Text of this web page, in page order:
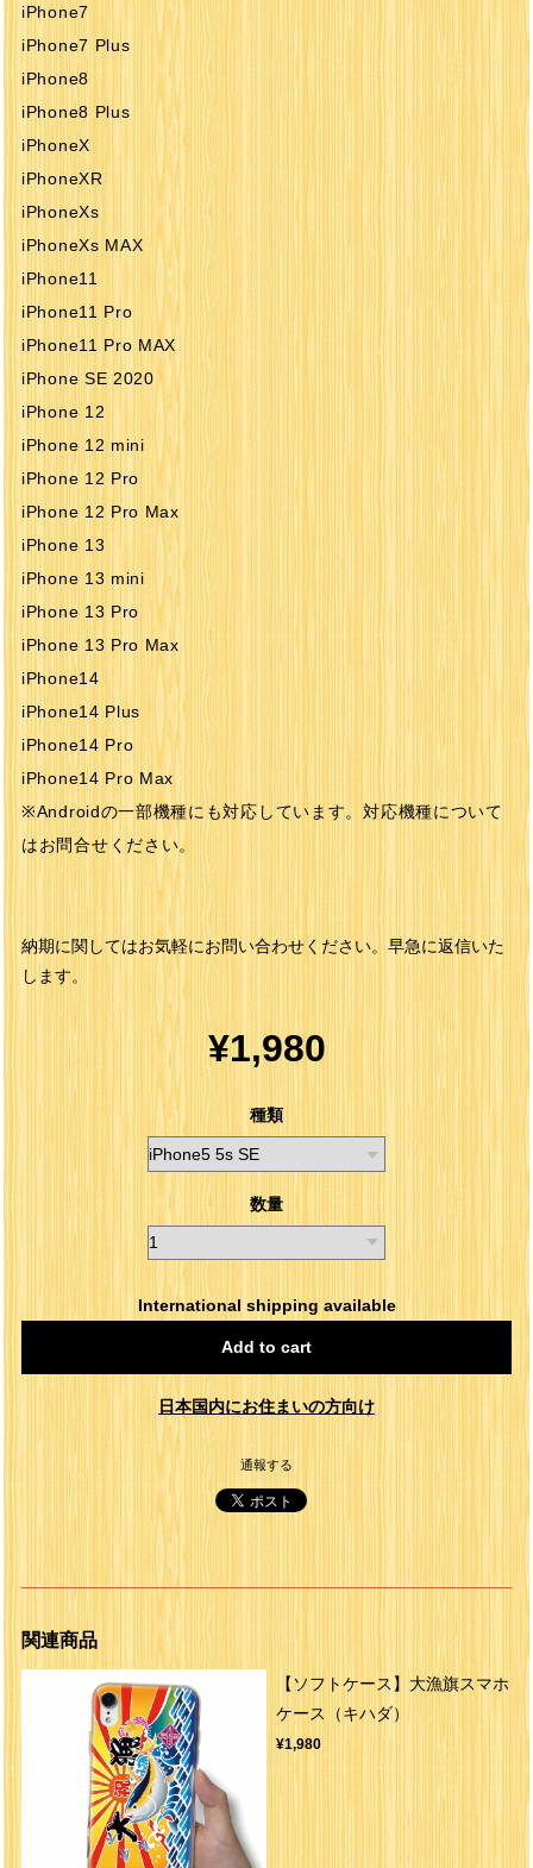
iPhone7
iPhone7 Plus
iPhone8
iPhone8 Plus
iPhoneX
iPhoneXR
iPhoneXs
iPhoneXs MAX
iPhone11
iPhone11 Pro
iPhone11 Pro MAX
iPhone SE 2020
iPhone 12
iPhone 12 mini
iPhone 12 Pro
iPhone 12 Pro Max
iPhone 13
iPhone 13 mini
iPhone 13 Pro
iPhone 13 Pro Max
iPhone14
iPhone14 Plus
iPhone14 Pro
iPhone14 Pro Max
※Androidの一部機種にも対応しています。対応機種について
はお問合せください。
納期に関してはお気軽にお問い合わせください。早急に返信いた
します。
¥1,980
種類
数量
International shipping available
Add to cart
日本国内にお住まいの方向け
通報する
関連商品
【ソフトケース】大漁旗スマホ
ケース（キハダ）
¥1,980